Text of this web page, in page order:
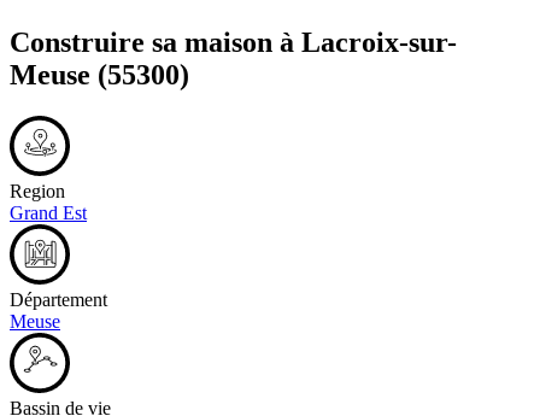
Construire sa maison à Lacroix-sur-
Meuse (55300)
Region
Grand Est
Département
Meuse
Bassin de vie